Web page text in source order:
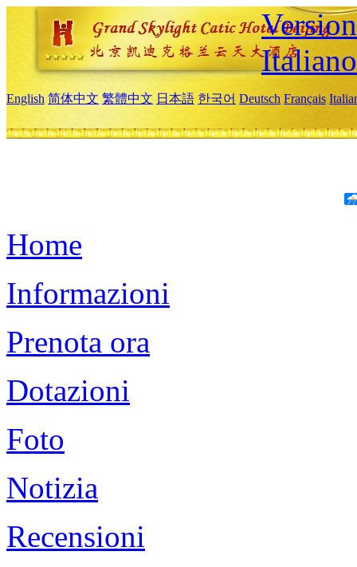
Italiano
English 简体中文 繁體中文 日本語 한국어 Deutsch Français
Home
Informazioni
Prenota ora
Dotazioni
Foto
Notizia
Recensioni